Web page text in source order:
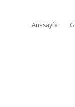
Anasayfa